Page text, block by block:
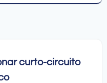
curto-circuito